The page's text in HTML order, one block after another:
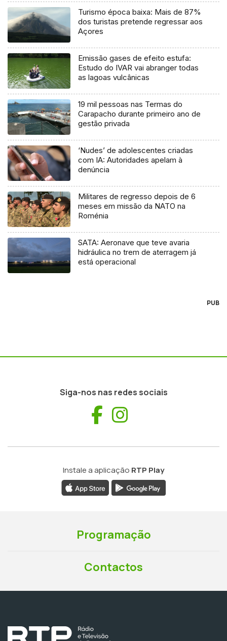
Turismo época baixa: Mais de 87%
dos turistas pretende regressar aos
Açores
Emissão gases de efeito estufa:
Estudo do IVAR vai abranger todas
as lagoas vulcânicas
19 mil pessoas nas Termas do
Carapacho durante primeiro ano de
gestão privada
‘Nudes’ de adolescentes criadas
com IA: Autoridades apelam à
denúncia
Militares de regresso depois de 6
meses em missão da NATO na
Roménia
SATA: Aeronave que teve avaria
hidráulica no trem de aterragem já
está operacional
PUB
Siga-nos nas redes sociais
Facebook
Instale a aplicação RTP Play
Programação
Contactos